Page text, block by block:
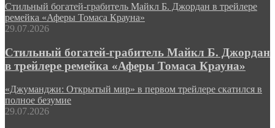
Стильный богатей-грабитель Майкл Б. Джордан в трейлере
ремейка «Аферы Томаса Крауна»
29.07.2026
Стильный богатей-грабитель Майкл Б. Джордан
в трейлере ремейка «Аферы Томаса Крауна»
«Джуманджи: Открытый мир» в первом трейлере скатился в
полное безумие
29.07.2026